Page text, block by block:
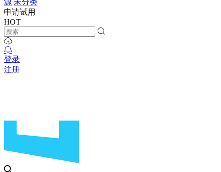
源 未分类
申请试用
HOT
登录
注册